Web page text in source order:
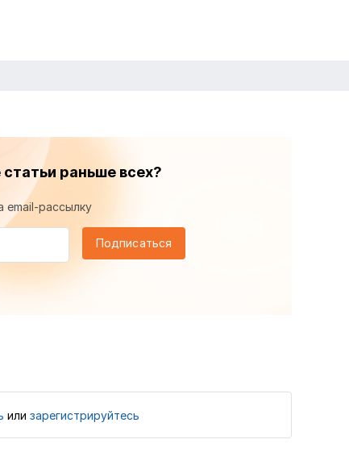
раньше всех?
email-рассылку
Подписаться
или зарегистрируйтесь